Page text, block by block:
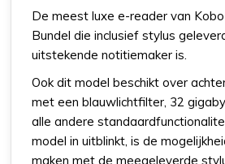
De meest luxe e-reader van
Bundel die inclusief stylus
uitstekende notitiemaker is.
Ook dit model beschikt over
met een blauwlichtfilter, 32
alle andere
model in uitblinkt, is de
maken met de meegeleverde